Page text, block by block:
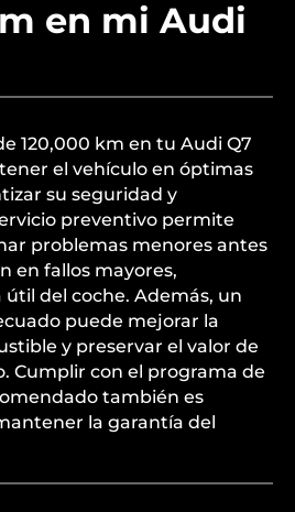
en mi Audi
120,000 km en tu Audi Q7
el vehículo en óptimas
su seguridad y
preventivo permite
problemas menores antes
en fallos mayores,
del coche. Además, un
puede mejorar la
y preservar el valor de
Cumplir con el programa de
también es
la garantía del